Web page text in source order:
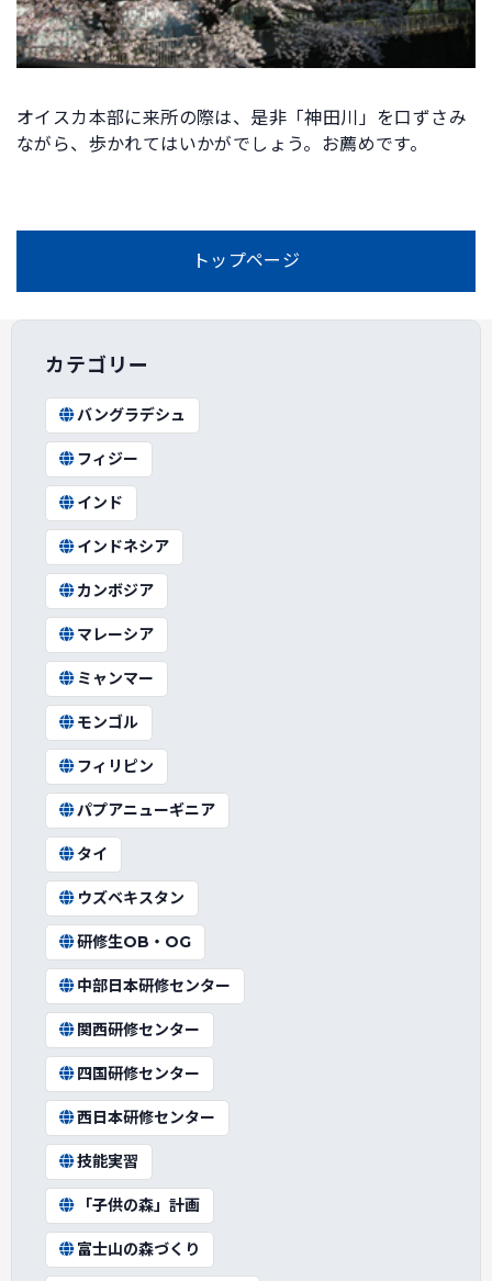
オイスカ本部に来所の際は、是非「神田川」を口ずさみ
ながら、歩かれてはいかがでしょう。お薦めです。
トップページ
カテゴリー
バングラデシュ
フィジー
インド
インドネシア
カンボジア
マレーシア
ミャンマー
モンゴル
フィリピン
パプアニューギニア
タイ
ウズベキスタン
研修生OB・OG
中部日本研修センター
関西研修センター
四国研修センター
西日本研修センター
技能実習
「子供の森」計画
富士山の森づくり